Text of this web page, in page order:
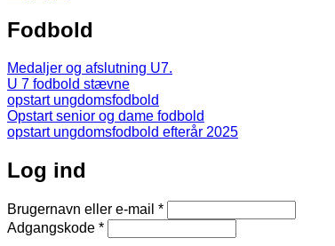
Fodbold
Medaljer og afslutning U7.
U 7 fodbold stævne
opstart ungdomsfodbold
Opstart senior og dame fodbold
opstart ungdomsfodbold efterår 2025
Log ind
Brugernavn eller e-mail *
Adgangskode *